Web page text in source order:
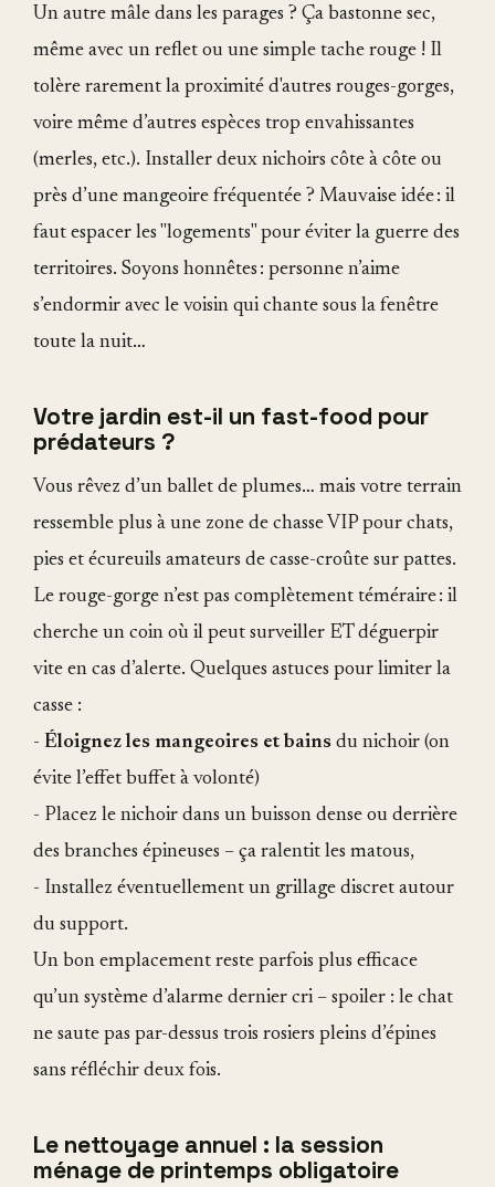
Un autre mâle dans les parages ? Ça bastonne sec,
même avec un reflet ou une simple tache rouge ! Il
tolère rarement la proximité d'autres rouges-gorges,
voire même d’autres espèces trop envahissantes
(merles, etc.). Installer deux nichoirs côte à côte ou
près d’une mangeoire fréquentée ? Mauvaise idée : il
faut espacer les "logements" pour éviter la guerre des
territoires. Soyons honnêtes : personne n’aime
s’endormir avec le voisin qui chante sous la fenêtre
toute la nuit…
Votre jardin est-il un fast-food pour
prédateurs ?
Vous rêvez d’un ballet de plumes… mais votre terrain
ressemble plus à une zone de chasse VIP pour chats,
pies et écureuils amateurs de casse-croûte sur pattes.
Le rouge-gorge n’est pas complètement téméraire : il
cherche un coin où il peut surveiller ET déguerpir
vite en cas d’alerte. Quelques astuces pour limiter la
casse :
- Éloignez les mangeoires et bains du nichoir (on
évite l’effet buffet à volonté)
- Placez le nichoir dans un buisson dense ou derrière
des branches épineuses – ça ralentit les matous,
- Installez éventuellement un grillage discret autour
du support.
Un bon emplacement reste parfois plus efficace
qu’un système d’alarme dernier cri – spoiler : le chat
ne saute pas par-dessus trois rosiers pleins d’épines
sans réfléchir deux fois.
Le nettoyage annuel : la session
ménage de printemps obligatoire